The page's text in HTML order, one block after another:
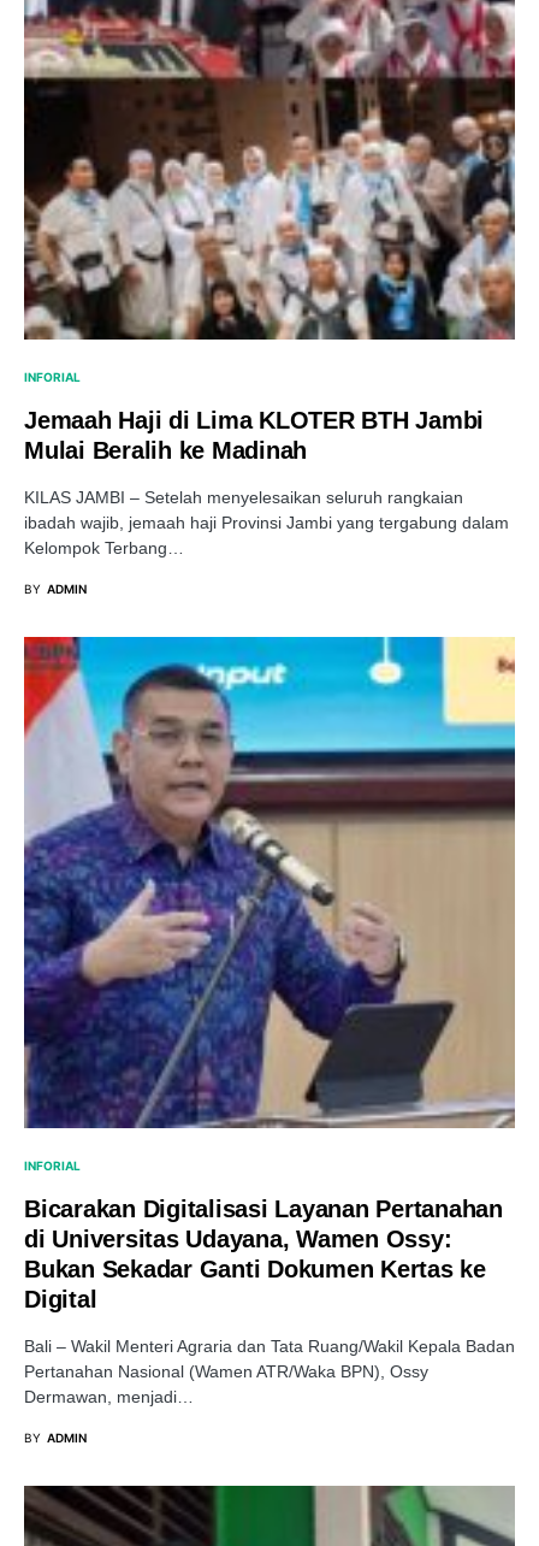
INFORIAL
Jemaah Haji di Lima KLOTER BTH Jambi
Mulai Beralih ke Madinah
KILAS JAMBI – Setelah menyelesaikan seluruh rangkaian
ibadah wajib, jemaah haji Provinsi Jambi yang tergabung dalam
Kelompok Terbang…
BY ADMIN
INFORIAL
Bicarakan Digitalisasi Layanan Pertanahan
di Universitas Udayana, Wamen Ossy:
Bukan Sekadar Ganti Dokumen Kertas ke
Digital
Bali – Wakil Menteri Agraria dan Tata Ruang/Wakil Kepala Badan
Pertanahan Nasional (Wamen ATR/Waka BPN), Ossy
Dermawan, menjadi…
BY ADMIN